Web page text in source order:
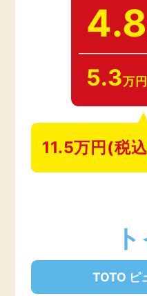
5.3万
11.5万円(税
TOTO ピ